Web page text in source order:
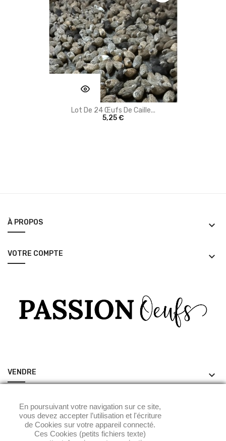
Lot De 24 Œufs De Caille...
5,25 €
À PROPOS keyboard_arrow_down
VOTRE COMPTE keyboard_arrow_down
En poursuivant votre navigation sur ce site,
vous devez accepter l’utilisation et l'écriture
de Cookies sur votre appareil connecté.
Ces Cookies (petits fichiers texte)
VENDRE keyboard_arrow_down
ACHETER